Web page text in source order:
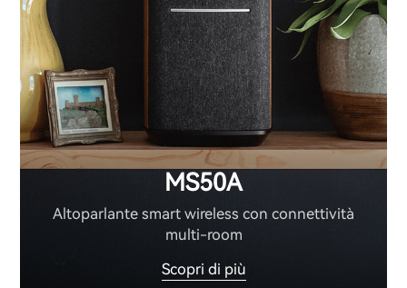
MS50A
Altoparlante smart wireless con connettività
multi-room
Scopri di più